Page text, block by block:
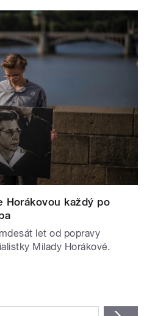
Horákovou každý po
let od popravy
Milady Horákové.